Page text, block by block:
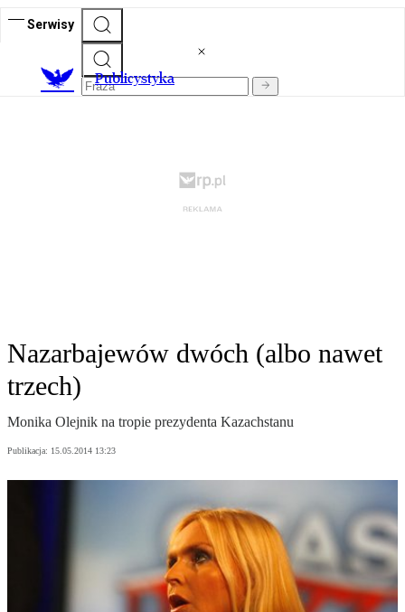
Serwisy
Publicystyka
Nazarbajewów dwóch (albo nawet
trzech)
Monika Olejnik na tropie prezydenta Kazachstanu
Publikacja: 15.05.2014 13:23